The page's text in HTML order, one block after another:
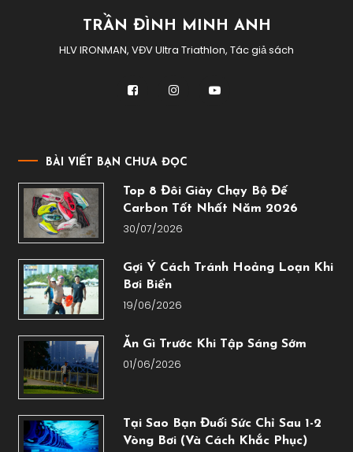
TRẦN ĐÌNH MINH ANH
HLV IRONMAN, VĐV Ultra Triathlon, Tác giả sách
BÀI VIẾT BẠN CHƯA ĐỌC
Top 8 Đôi Giày Chạy Bộ Đế
Carbon Tốt Nhất Năm 2026
30/07/2026
Gợi Ý Cách Tránh Hoảng Loạn Khi
Bơi Biển
19/06/2026
Ăn Gì Trước Khi Tập Sáng Sớm
01/06/2026
Tại Sao Bạn Đuối Sức Chỉ Sau 1-2
Vòng Bơi (Và Cách Khắc Phục)